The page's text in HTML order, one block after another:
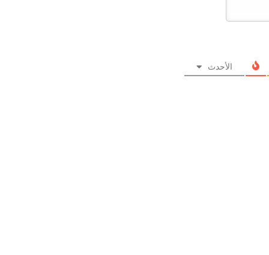
الأحدث